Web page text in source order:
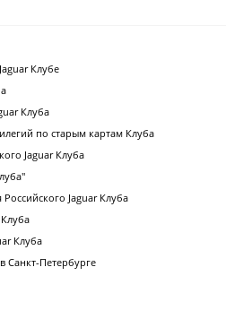
Клубе
Клуба
по старым картам Клуба
Jaguar Клуба
Jaguar Клуба
Клуба
Санкт-Петербурге